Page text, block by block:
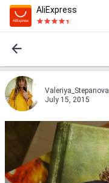
AliExpress
Valeriya_Stepanova
July 15, 2015